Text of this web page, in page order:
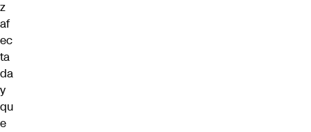
z
af
ec
ta
da
y
qu
e